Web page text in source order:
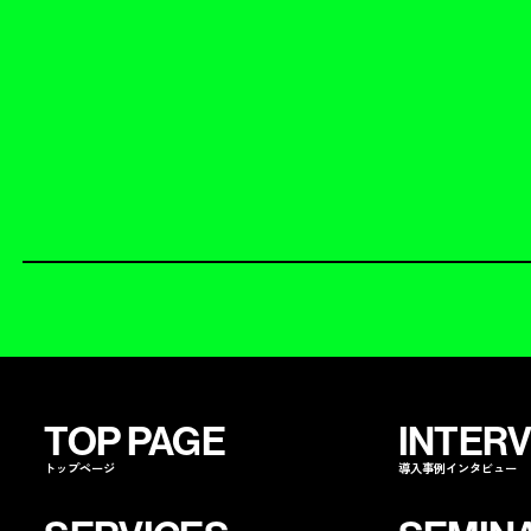
TOP PAGE
トップページ 導入事例インタビュー